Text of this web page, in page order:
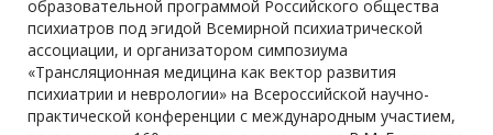
образовательной программой Российского общества
психиатров под эгидой Всемирной психиатрической
ассоциации, и организатором симпозиума
«Трансляционная медицина как вектор развития
психиатрии и неврологии» на Всероссийской научно-
практической конференции с международным участием,